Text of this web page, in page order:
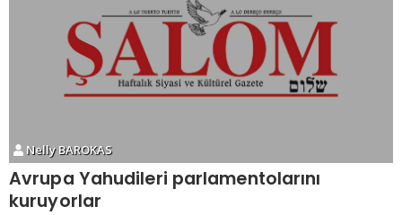
Nelly BAROKAS
Avrupa Yahudileri parlamentolarını
kuruyorlar